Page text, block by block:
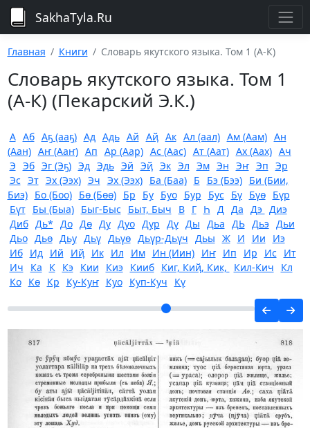
SakhaTyla.Ru
Главная Книги Словарь якутского языка. Том 1 (А-К)
Словарь якутского языка. Том 1
(А-К) (Пекарский Э.К.)
А Аб Аҕ (ааҕ) Ад Адь Ай Аҋ Ак Ал (аал) Ам (Аам) Ан
(Аан) Аҥ (Ааҥ) Ап Ар (Аар) Ас (Аас) Ат (Аат) Ах (Аах) Ач
Э Эб Эг (Эҕ) Эд Эдь Эй Эҋ Эк Эл Эм Эн Эҥ Эп Эр
Эс Эт Эх (Ээх) Эч Эх (Ээх) Ба (Баа) Б Бэ (Бээ)
Би (Бии,
Биэ)
Бо (Боо) Бө (Бөө) Бр Бу Буо Бур Бус Бү Бүө
Бүр
Бүт
Бы (Быа) Быг-Быс Быт, Быч В Г Һ Д Да Дэ Диэ
Диб Дь* До Дө Ду Дуо Дур Дү Ды Дьа ДЬ Дьэ Дьи
Дьо Дьө Дьу Дьү Дьүө Дьүр-Дьүч Дьы Ж И Ии
Иэ
Иб
Ид Ий Иҋ Ик Ил Им Ин (Иин) Иҥ Ип Ир Ис
Ит
Ич
Ка К Кэ Кии Киэ Кииб Киг, Киҋ, Кик, Кил-Кич
Кл
Ко
Кө Кр Ку-Куҥ Куо Куп-Куч Кү